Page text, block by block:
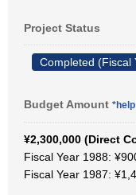
Project Status
Completed (Fiscal
Budget Amount *help
¥2,300,000 (Direct
Fiscal Year 1988:
Fiscal Year 1987: